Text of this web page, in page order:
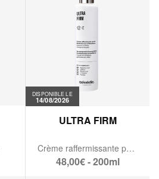
DISPONIBLE LE
14/08/2026
ULTRA FIRM
Crème raffermissante pour le corps
48,00€ - 200ml